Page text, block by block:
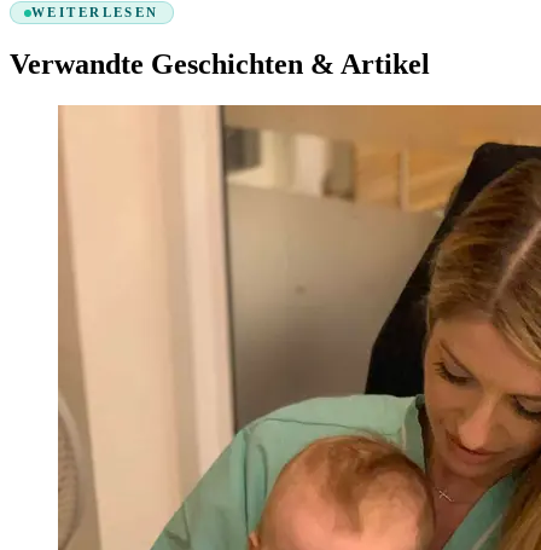
WEITERLESEN
Verwandte Geschichten & Artikel